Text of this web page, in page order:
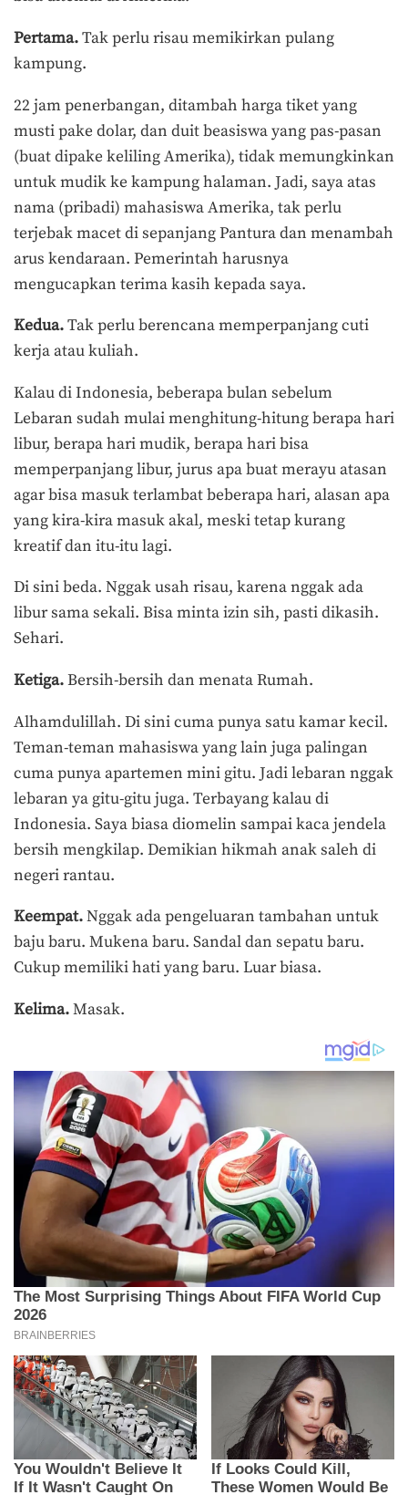
Pertama.Tak perlu risau memikirkan pulang
kampung.
22 jam penerbangan, ditambah harga tiket yang
musti pake dolar, dan duit beasiswa yang pas-pasan
(buat dipake keliling Amerika), tidak memungkinkan
untuk mudik ke kampung halaman. Jadi, saya atas
nama (pribadi) mahasiswa Amerika, tak perlu
terjebak macet di sepanjang Pantura dan menambah
arus kendaraan. Pemerintah harusnya
mengucapkan terima kasih kepada saya.
Kedua.Tak perlu berencana memperpanjang cuti
kerja atau kuliah.
Kalau di Indonesia, beberapa bulan sebelum
Lebaran sudah mulai menghitung-hitung berapa hari
libur, berapa hari mudik, berapa hari bisa
memperpanjang libur, jurus apa buat merayu atasan
agar bisa masuk terlambat beberapa hari, alasan apa
yang kira-kira masuk akal, meski tetap kurang
kreatif dan itu-itu lagi.
Di sini beda. Nggak usah risau, karena nggak ada
libur sama sekali. Bisa minta izin sih, pasti dikasih.
Sehari.
Ketiga.Bersih-bersih dan menata Rumah.
Alhamdulillah. Di sini cuma punya satu kamar kecil.
Teman-teman mahasiswa yang lain juga palingan
cuma punya apartemen mini gitu. Jadi lebaran nggak
lebaran ya gitu-gitu juga. Terbayang kalau di
Indonesia. Saya biasa diomelin sampai kaca jendela
bersih mengkilap. Demikian hikmah anak saleh di
negeri rantau.
Keempat.Nggak ada pengeluaran tambahan untuk
baju baru. Mukena baru. Sandal dan sepatu baru.
Cukup memiliki hati yang baru. Luar biasa.
Kelima.Masak.